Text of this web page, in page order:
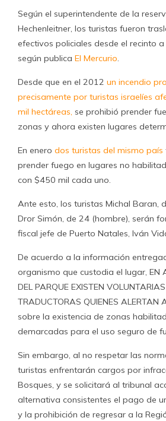
Según el superintendente de la
Hechenleitner, los turistas fueron
efectivos policiales desde el recinto
según publica El Mercurio.
Desde que en el 2012 un incendio
precisamente por turistas israelíes
mil hectáreas, se prohibió prender
zonas y ahora existen lugares
En enero dos turistas del mismo país
prender fuego en lugares no
con $450 mil cada uno.
Ante esto, los turistas Michal Baran,
Dror Simón, de 24 (hombre), serán
fiscal jefe de Puerto Natales, Iván
De acuerdo a la información
organismo que custodia el lugar, EN
DEL PARQUE EXISTEN
TRADUCTORAS QUIENES ALERTAN
sobre la existencia de zonas
demarcadas para el uso seguro de
Sin embargo, al no respetar las
turistas enfrentarán cargos por
Bosques, y se solicitará al tribunal
alternativa consistentes el pago de
y la prohibición de regresar a la